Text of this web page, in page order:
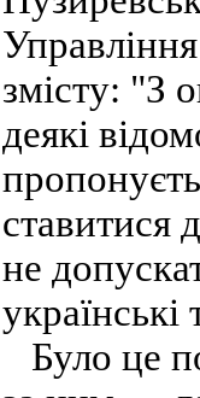
змісту: "З
деякі
ставитися
не
українські
Було це